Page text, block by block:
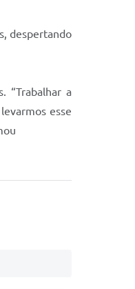
despertando
“Trabalhar a
esse